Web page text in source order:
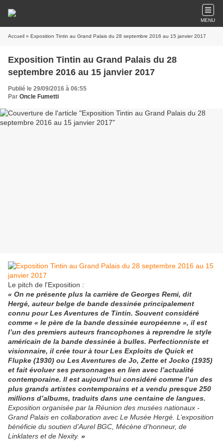
MENU
Accueil » Exposition Tintin au Grand Palais du 28 septembre 2016 au 15 janvier 2017
Exposition Tintin au Grand Palais du 28
septembre 2016 au 15 janvier 2017
Publié le 29/09/2016 à 06:55
Par Oncle Fumetti
Le pitch de l'Exposition :
« On ne présente plus la carrière de Georges Remi, dit
Hergé, auteur belge de bande dessinée principalement
connu pour Les Aventures de Tintin. Souvent considéré
comme « le père de la bande dessinée européenne », il est
l’un des premiers auteurs francophones à reprendre le style
américain de la bande dessinée à bulles. Perfectionniste et
visionnaire, il crée tour à tour Les Exploits de Quick et
Flupke (1930) ou Les Aventures de Jo, Zette et Jocko (1935)
et fait évoluer ses personnages en lien avec l’actualité
contemporaine. Il est aujourd’hui considéré comme l’un des
plus grands artistes contemporains et a vendu presque 250
millions d’albums, traduits dans une centaine de langues.
Exposition organisée par la Réunion des musées nationaux -
Grand Palais en collaboration avec Le Musée Hergé. L’exposition
bénéficie du soutien d’Aurel BGC, Mécène d’honneur, de
Linklaters et de Nexity. »